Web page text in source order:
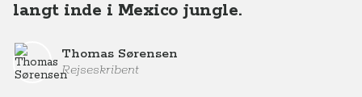
langt inde i Mexico jungle.
Thomas Sørensen
Rejseskribent